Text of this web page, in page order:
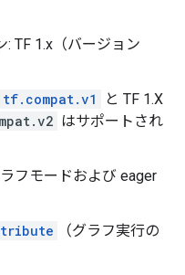
TF 1.x（バージョン
tf.compat.v1
と TF 1.X
はサポートされ
フモードおよび eager
（グラフ実行の